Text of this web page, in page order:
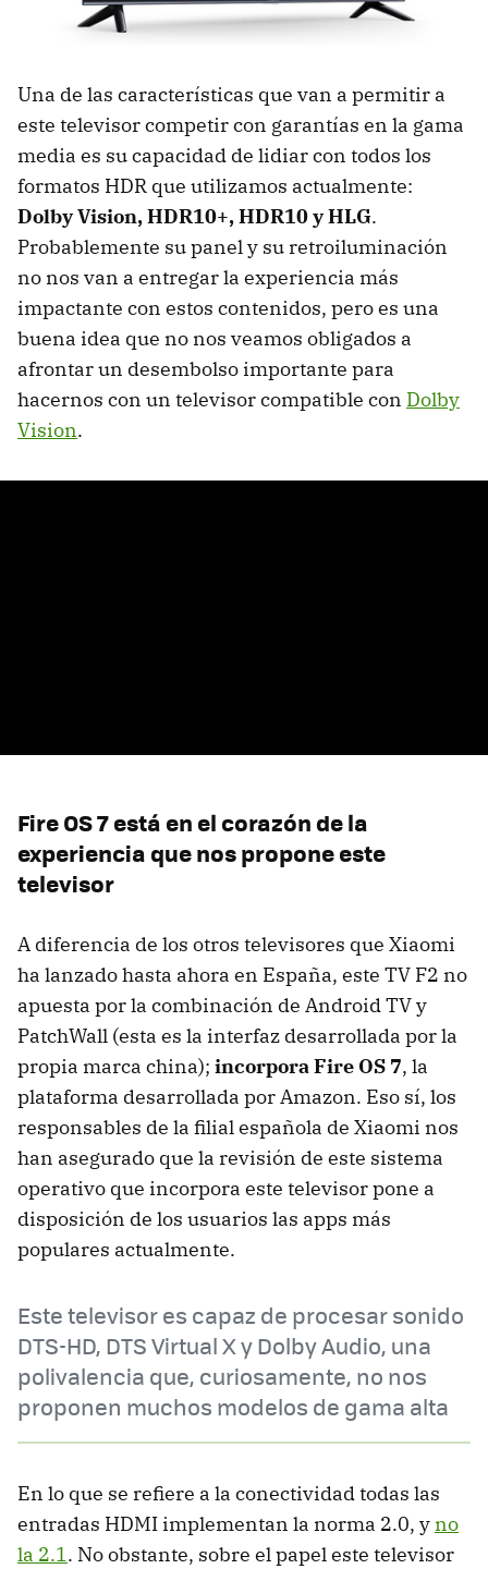
Una de las características que van a permitir a
este televisor competir con garantías en la gama
media es su capacidad de lidiar con todos los
formatos HDR que utilizamos actualmente:
Dolby Vision, HDR10+, HDR10 y HLG.
Probablemente su panel y su retroiluminación
no nos van a entregar la experiencia más
impactante con estos contenidos, pero es una
buena idea que no nos veamos obligados a
afrontar un desembolso importante para
hacernos con un televisor compatible con Dolby
Vision.
Fire OS 7 está en el corazón de la
experiencia que nos propone este
televisor
A diferencia de los otros televisores que Xiaomi
ha lanzado hasta ahora en España, este TV F2 no
apuesta por la combinación de Android TV y
PatchWall (esta es la interfaz desarrollada por la
propia marca china); incorpora Fire OS 7, la
plataforma desarrollada por Amazon. Eso sí, los
responsables de la filial española de Xiaomi nos
han asegurado que la revisión de este sistema
operativo que incorpora este televisor pone a
disposición de los usuarios las apps más
populares actualmente.
Este televisor es capaz de procesar sonido
DTS-HD, DTS Virtual X y Dolby Audio, una
polivalencia que, curiosamente, no nos
proponen muchos modelos de gama alta
En lo que se refiere a la conectividad todas las
entradas HDMI implementan la norma 2.0, yno
la 2.1. No obstante, sobre el papel este televisor